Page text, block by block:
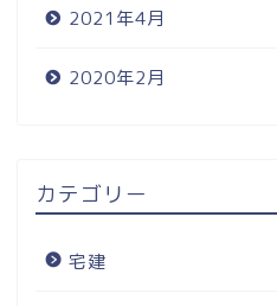
2021年4月
2020年2月
カテゴリー
宅建